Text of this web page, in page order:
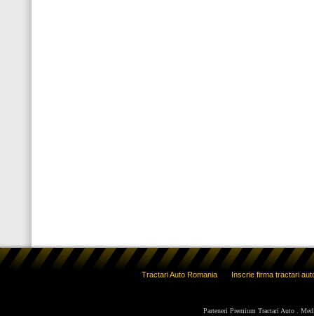
Tractari Auto Romania Inscrie firma tractari
Parteneri Premium Tractari Auto